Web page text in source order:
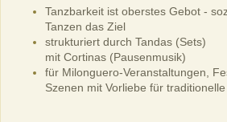
Tanzbarkeit ist oberstes Gebot -
Tanzen das Ziel
strukturiert durch Tandas (Sets)
mit Cortinas (Pausenmusik)
für Milonguero-Veranstaltungen,
Szenen mit Vorliebe für